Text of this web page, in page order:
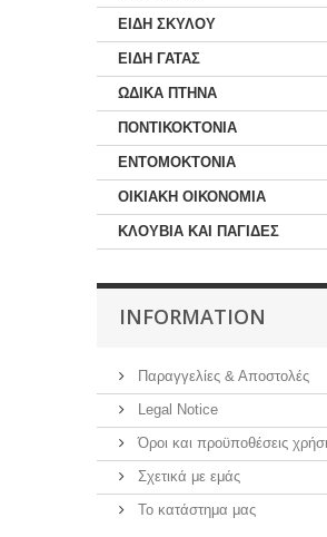
ΕΙΔΗ ΣΚΥΛΟΥ
ΕΙΔΗ ΓΑΤΑΣ
ΩΔΙΚΑ ΠΤΗΝΑ
ΠΟΝΤΙΚΟΚΤΟΝΙΑ
ΕΝΤΟΜΟΚΤΟΝΙΑ
ΟΙΚΙΑΚΗ ΟΙΚΟΝΟΜΙΑ
ΚΛΟΥΒΙΑ ΚΑΙ ΠΑΓΙΔΕΣ
INFORMATION
Παραγγελίες & Αποστολές
Legal Notice
Όροι και προϋποθέσεις
Σχετικά με εμάς
Το κατάστημα μας